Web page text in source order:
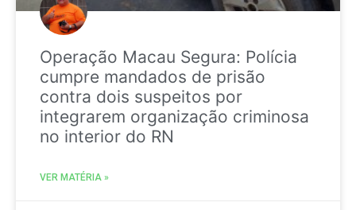
Operação Macau Segura: Polícia
cumpre mandados de prisão
contra dois suspeitos por
integrarem organização criminosa
no interior do RN
VER MATÉRIA »